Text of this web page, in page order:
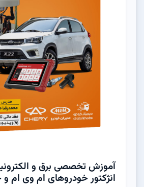
آموزش تخصصی برق و
انژکتور خودروهای ام وی ام